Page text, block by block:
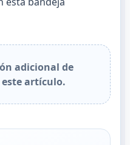
adicional de
artículo.